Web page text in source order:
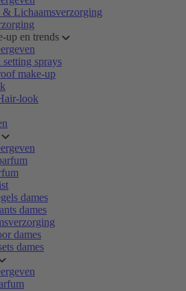
& Lichaamsverzorging
up en trends
sprays
make-up
look
dames
dames
dames
dames